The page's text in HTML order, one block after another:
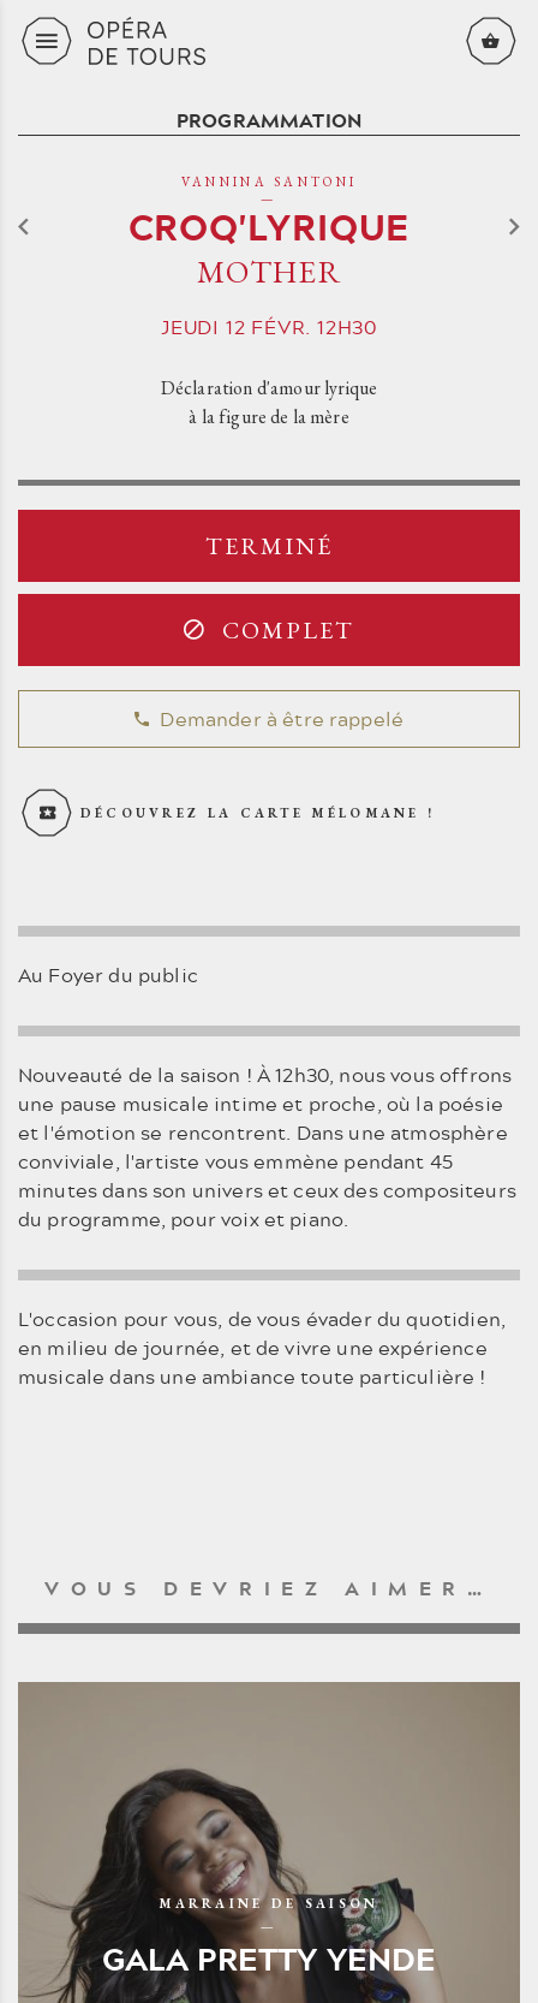
Aller au contenu principal
PROGRAMMATION
VANNINA SANTONI
CROQ'LYRIQUE
MOTHER
JEUDI 12 FÉVR.12H30
Déclaration d'amour lyrique
à la figure de la mère
TERMINÉ
COMPLET
Demander à être rappelé
DÉCOUVREZ LA CARTE MÉLOMANE !
Au Foyer du public
Nouveauté de la saison ! À 12h30, nous vous offrons
une pause musicale intime et proche, où la poésie
et l'émotion se rencontrent. Dans une atmosphère
conviviale, l'artiste vous emmène pendant 45
minutes dans son univers et ceux des compositeurs
du programme, pour voix et piano.
L'occasion pour vous, de vous évader du quotidien,
en milieu de journée, et de vivre une expérience
musicale dans une ambiance toute particulière !
VOUS DEVRIEZ AIMER…
MARRAINE DE SAISON
GALA PRETTY YENDE